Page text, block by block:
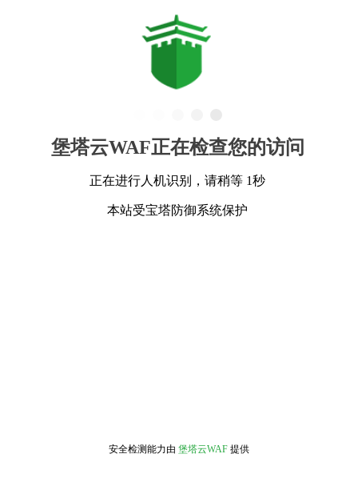
堡塔云WAF正在检查您的访问
正在进行人机识别，请稍等 1秒
本站受宝塔防御系统保护
安全检测能力由 堡塔云WAF 提供